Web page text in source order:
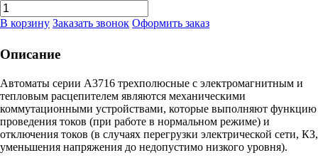
В корзину Заказать звонок Оформить заказ
Описание
Автоматы серии А3716 трехполюсные с электромагнитным и
тепловым расцепителем являются механическими
коммутационными устройствами, которые выполняют функцию
проведения токов (при работе в нормальном режиме) и
отключения токов (в случаях перегрузки электрической сети, КЗ,
уменьшения напряжения до недопустимо низкого уровня).